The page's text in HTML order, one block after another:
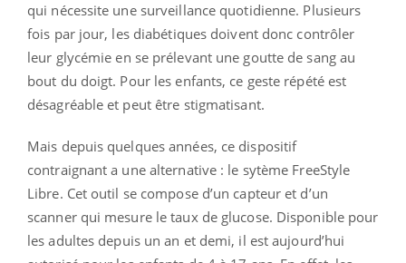
qui nécessite une surveillance quotidienne. Plusieurs
fois par jour, les diabétiques doivent donc contrôler
leur glycémie en se prélevant une goutte de sang au
bout du doigt. Pour les enfants, ce geste répété est
désagréable et peut être stigmatisant.
Mais depuis quelques années, ce dispositif
contraignant a une alternative : le sytème FreeStyle
Libre. Cet outil se compose d’un capteur et d’un
scanner qui mesure le taux de glucose. Disponible pour
les adultes depuis un an et demi, il est aujourd’hui